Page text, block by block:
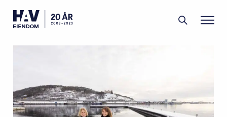
Filipstad Grønlikaia
Portefølje
Aktuelt
Om oss Menneskene